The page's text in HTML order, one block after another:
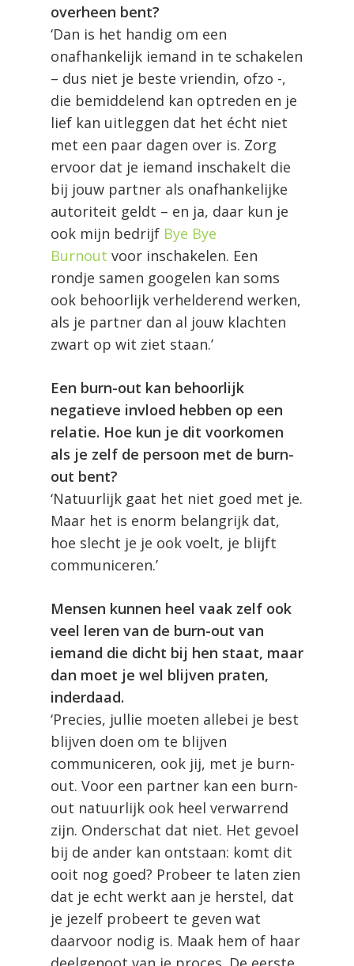
overheen bent?
‘Dan is het handig om een
onafhankelijk iemand in te schakelen
– dus niet je beste vriendin, ofzo -,
die bemiddelend kan optreden en je
lief kan uitleggen dat het écht niet
met een paar dagen over is. Zorg
ervoor dat je iemand inschakelt die
bij jouw partner als onafhankelijke
autoriteit geldt – en ja, daar kun je
ook mijn bedrijf Bye Bye
Burnout voor inschakelen. Een
rondje samen googelen kan soms
ook behoorlijk verhelderend werken,
als je partner dan al jouw klachten
zwart op wit ziet staan.’
Een burn-out kan behoorlijk
negatieve invloed hebben op een
relatie. Hoe kun je dit voorkomen
als je zelf de persoon met de burn-
out bent?
‘Natuurlijk gaat het niet goed met je.
Maar het is enorm belangrijk dat,
hoe slecht je je ook voelt, je blijft
communiceren.’
Mensen kunnen heel vaak zelf ook
veel leren van de burn-out van
iemand die dicht bij hen staat, maar
dan moet je wel blijven praten,
inderdaad.
‘Precies, jullie moeten allebei je best
blijven doen om te blijven
communiceren, ook jij, met je burn-
out. Voor een partner kan een burn-
out natuurlijk ook heel verwarrend
zijn. Onderschat dat niet. Het gevoel
bij de ander kan ontstaan: komt dit
ooit nog goed? Probeer te laten zien
dat je echt werkt aan je herstel, dat
je jezelf probeert te geven wat
daarvoor nodig is. Maak hem of haar